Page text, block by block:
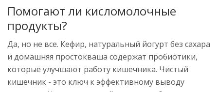
Помогают ли кисломолочные
продукты?
Да, но не все. Кефир, натуральный йогурт без сахара
и домашняя простокваша содержат пробиотики,
которые улучшают работу кишечника. Чистый
кишечник - это ключ к эффективному выводу